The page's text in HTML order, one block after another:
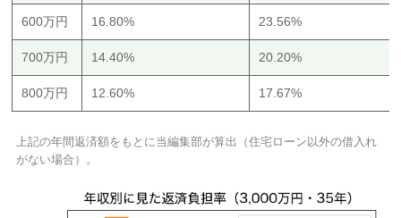
600万円 16.80% 23.56%
700万円 14.40% 20.20%
800万円 12.60% 17.67%
上記の年間返済額をもとに当編集部が算出（住宅ローン以外の借入れ
がない場合）。